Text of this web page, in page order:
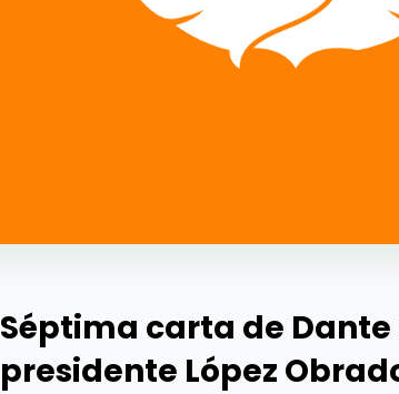
Séptima carta de
presidente López